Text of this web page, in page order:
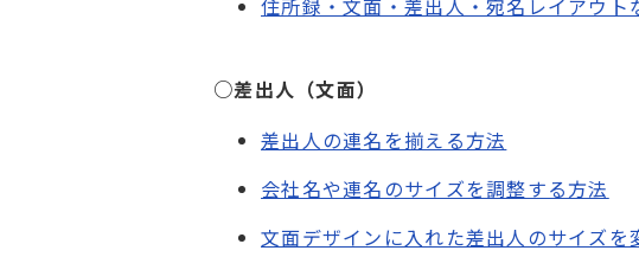
○差出人（文面）
差出人の連名を揃える方法
会社名や連名のサイズを調整する方法
文面デザインに入れた差出人のサイズを